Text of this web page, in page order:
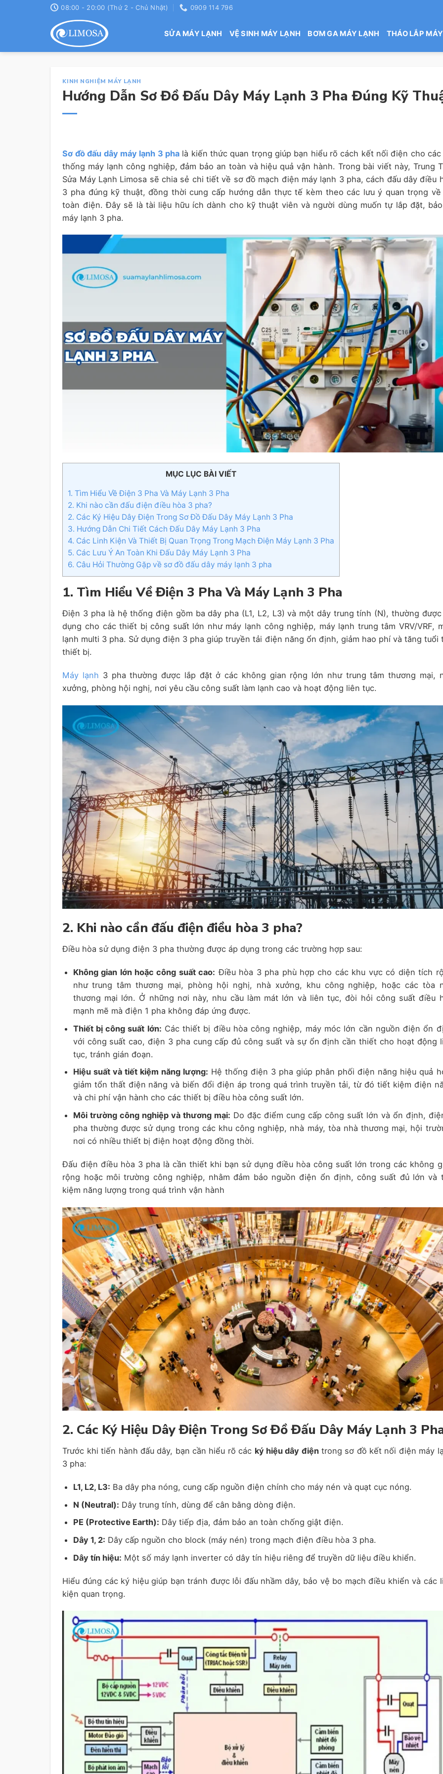
08:00 - 20:00 (Thứ 2 - Chủ Nhật) 0909 114 796
SỬA MÁY LẠNH VỆ SINH MÁY LẠNH BƠM GA MÁY LẠNH THÁO LẮP
KINH NGHIỆM MÁY LẠNH
Hướng Dẫn Sơ Đồ Đấu Dây Máy Lạnh 3 Pha Đúng Kỹ
Sơ đồ đấu dây máy lạnh 3 phalà kiến thức quan trọng giúp bạn hiểu rõ cách kết nối điện cho các
thống máy lạnh công nghiệp, đảm bảo an toàn và hiệu quả vận hành. Trong bài viết này, Trung
Sửa Máy Lạnh Limosa sẽ chia sẻ chi tiết về sơ đồ mạch điện máy lạnh 3 pha, cách đấu dây điều
3 pha đúng kỹ thuật, đồng thời cung cấp hướng dẫn thực tế kèm theo các lưu ý quan trọng về
toàn điện. Đây sẽ là tài liệu hữu ích dành cho kỹ thuật viên và người dùng muốn tự lắp đặt,
máy lạnh 3 pha.
MỤC LỤC BÀI VIẾT
1. Tìm Hiểu Về Điện 3 Pha Và Máy Lạnh 3 Pha
2. Khi nào cần đấu điện điều hòa 3 pha?
2. Các Ký Hiệu Dây Điện Trong Sơ Đồ Đấu Dây Máy Lạnh 3 Pha
3. Hướng Dẫn Chi Tiết Cách Đấu Dây Máy Lạnh 3 Pha
4. Các Linh Kiện Và Thiết Bị Quan Trọng Trong Mạch Điện Máy Lạnh 3 Pha
5. Các Lưu Ý An Toàn Khi Đấu Dây Máy Lạnh 3 Pha
6. Câu Hỏi Thường Gặp về sơ đồ đấu dây máy lạnh 3 pha
1. Tìm Hiểu Về Điện 3 Pha Và Máy Lạnh 3 Pha
Điện 3 pha là hệ thống điện gồm ba dây pha (L1, L2, L3) và một dây trung tính (N), thường
dụng cho các thiết bị công suất lớn như máy lạnh công nghiệp, máy lạnh trung tâm VRV/VRF,
lạnh multi 3 pha. Sử dụng điện 3 pha giúp truyền tải điện năng ổn định, giảm hao phí và tăng tuổi
thiết bị.
Máy lạnh 3 pha thường được lắp đặt ở các không gian rộng lớn như trung tâm thương mại,
xưởng, phòng hội nghị, nơi yêu cầu công suất làm lạnh cao và hoạt động liên tục.
2. Khi nào cần đấu điện điều hòa 3 pha?
Điều hòa sử dụng điện 3 pha thường được áp dụng trong các trường hợp sau:
Không gian lớn hoặc công suất cao: Điều hòa 3 pha phù hợp cho các khu vực có diện tích
như trung tâm thương mại, phòng hội nghị, nhà xưởng, khu công nghiệp, hoặc các tòa
thương mại lớn. Ở những nơi này, nhu cầu làm mát lớn và liên tục, đòi hỏi công suất điều
mạnh mẽ mà điện 1 pha không đáp ứng được.
Thiết bị công suất lớn: Các thiết bị điều hòa công nghiệp, máy móc lớn cần nguồn điện ổn
với công suất cao, điện 3 pha cung cấp đủ công suất và sự ổn định cần thiết cho hoạt động
tục, tránh gián đoạn.
Hiệu suất và tiết kiệm năng lượng: Hệ thống điện 3 pha giúp phân phối điện năng hiệu quả
giảm tổn thất điện năng và biến đổi điện áp trong quá trình truyền tải, từ đó tiết kiệm điện
và chi phí vận hành cho các thiết bị điều hòa công suất lớn.
Môi trường công nghiệp và thương mại: Do đặc điểm cung cấp công suất lớn và ổn định,
pha thường được sử dụng trong các khu công nghiệp, nhà máy, tòa nhà thương mại, hội
nơi có nhiều thiết bị điện hoạt động đồng thời.
Đấu điện điều hòa 3 pha là cần thiết khi bạn sử dụng điều hòa công suất lớn trong các không
rộng hoặc môi trường công nghiệp, nhằm đảm bảo nguồn điện ổn định, công suất đủ lớn và
kiệm năng lượng trong quá trình vận hành
2. Các Ký Hiệu Dây Điện Trong Sơ Đồ Đấu Dây Máy Lạnh 3
Trước khi tiến hành đấu dây, bạn cần hiểu rõ các ký hiệu dây điệntrong sơ đồ kết nối điện máy
3 pha:
L1, L2, L3: Ba dây pha nóng, cung cấp nguồn điện chính cho máy nén và quạt cục nóng.
N (Neutral): Dây trung tính, dùng để cân bằng dòng điện.
PE (Protective Earth): Dây tiếp địa, đảm bảo an toàn chống giật điện.
Dây 1, 2: Dây cấp nguồn cho block (máy nén) trong mạch điện điều hòa 3 pha.
Dây tín hiệu: Một số máy lạnh inverter có dây tín hiệu riêng để truyền dữ liệu điều khiển.
Hiểu đúng các ký hiệu giúp bạn tránh được lỗi đấu nhầm dây, bảo vệ bo mạch điều khiển và các
kiện quan trọng.